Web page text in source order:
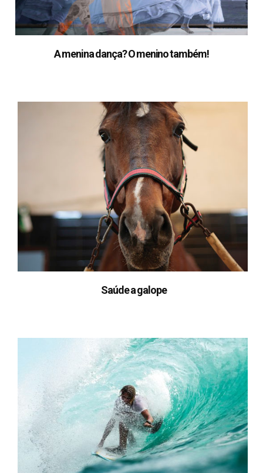
A menina dança? O menino também!
Saúde a galope